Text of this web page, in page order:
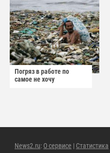
Погряз в работе по
самое не хочу
News2.ru: О сервисе | Статистика